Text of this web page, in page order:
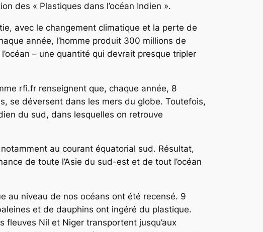
des « Plastiques dans l’océan Indien ».
avec le changement climatique et la perte de
année, l’homme produit 300 millions de
– une quantité qui devrait presque tripler
rfi.fr renseignent que, chaque année, 8
se déversent dans les mers du globe. Toutefois,
du sud, dans lesquelles on retrouve
au courant équatorial sud. Résultat,
de toute l’Asie du sud-est et de tout l’océan
au niveau de nos océans ont été recensé. 9
et de dauphins ont ingéré du plastique.
Nil et Niger transportent jusqu’aux